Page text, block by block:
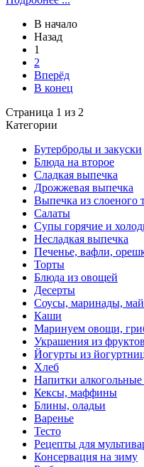
В начало
Назад
1
2
Вперёд
В конец
Страница 1 из 2
Категории
Бутерброды и закуски
Блюда на второе
Сладкая выпечка
Дрожжевая выпечка
Выпечка из слоеного
Салаты
Супы горячие и
Несладкая выпечка
Печенье, вафли,
Торты
Блюда из овощей
Десерты
Соусы, маринады,
Каши
Маринуем овощи,
Украшения из
Йогурты из
Хлеб
Напитки алкогольные
Кексы, маффины
Блины, оладьи
Варенье
Тесто
Рецепты для
Консервация на зиму